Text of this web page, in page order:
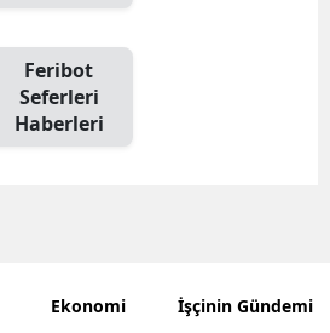
Feribot
Seferleri
Haberleri
Ekonomi İşçinin Gündemi